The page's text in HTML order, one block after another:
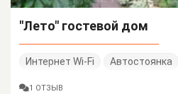
"Лето" гостевой дом
Интернет Wi-Fi Автостоянка
1 ОТЗЫВ